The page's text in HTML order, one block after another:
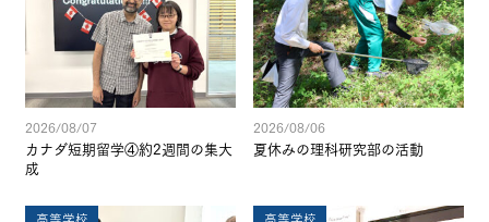
2026/08/07
カナダ短期留学④約2週間の集大
成
2026/08/06
夏休みの理科研究部の活動